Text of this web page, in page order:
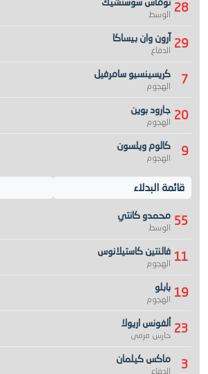
28 الوسط
29 آرون وان بيساكا
الدفاع
7 كريسينسيو سامرفيل
الهجوم
20 جارود بوين
الهجوم
9 كالوم ويلسون
الهجوم
قائمة البدلاء
55 محمدو كانتي
الوسط
11 فالنتين كاستيلانوس
الهجوم
19 بابلو
الهجوم
23 ألفونس اريولا
حارس مرمى
3 ماكس كيلمان
الدفاع